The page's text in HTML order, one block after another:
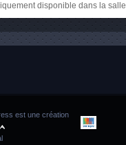
disponible dans la
est une création